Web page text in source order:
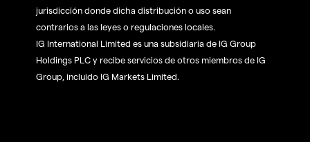
jurisdicción donde dicha distribución o uso sean
contrarios a las leyes o regulaciones locales.
IG International Limited es una subsidiaria de IG Group
Holdings PLC y recibe servicios de otros miembros de IG
Group, incluido IG Markets Limited.